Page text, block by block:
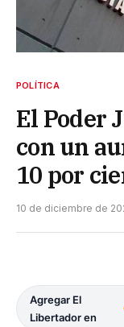
POLÍTICA
El Poder
con un
10 por
10 de diciembre de
Agregar El
Libertador en